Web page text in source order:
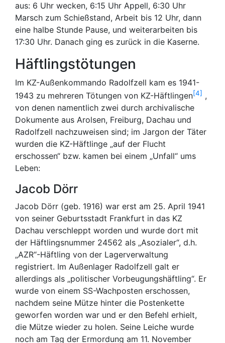
aus: 6 Uhr wecken, 6:15 Uhr Appell, 6:30 Uhr
Marsch zum Schießstand, Arbeit bis 12 Uhr, dann
eine halbe Stunde Pause, und weiterarbeiten bis
17:30 Uhr. Danach ging es zurück in die Kaserne.
Häftlingstötungen
Im KZ-Außenkommando Radolfzell kam es 1941-
1943 zu mehreren Tötungen von KZ-Häftlingen 4
,
von denen namentlich zwei durch archivalische
Dokumente aus Arolsen, Freiburg, Dachau und
Radolfzell nachzuweisen sind; im Jargon der Täter
wurden die KZ-Häftlinge „auf der Flucht
erschossen“ bzw. kamen bei einem „Unfall“ ums
Leben:
Jacob Dörr
Jacob Dörr (geb. 1916) war erst am 25. April 1941
von seiner Geburtsstadt Frankfurt in das KZ
Dachau verschleppt worden und wurde dort mit
der Häftlingsnummer 24562 als „Asozialer“, d.h.
„AZR“-Häftling von der Lagerverwaltung
registriert. Im Außenlager Radolfzell galt er
allerdings als „politischer Vorbeugungshäftling“. Er
wurde von einem SS-Wachposten erschossen,
nachdem seine Mütze hinter die Postenkette
geworfen worden war und er den Befehl erhielt,
die Mütze wieder zu holen. Seine Leiche wurde
noch am Tag der Ermordung am 11. November